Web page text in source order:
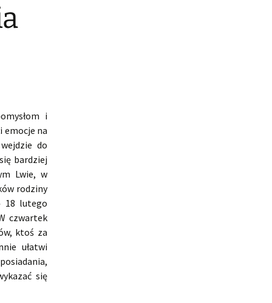
i
emocje na
do
bardziej
Lwie, w
rodziny
18 lutego
czwartek
ktoś za
ułatwi
się